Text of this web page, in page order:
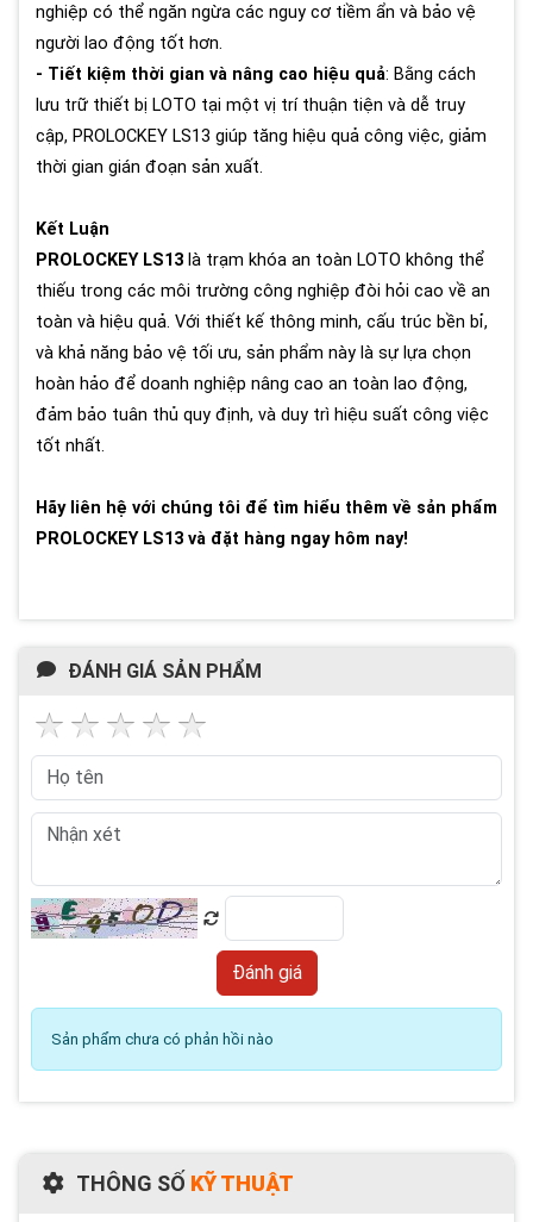
nghiệp có thể ngăn ngừa các nguy cơ tiềm ẩn và bảo vệ
người lao động tốt hơn.
- Tiết kiệm thời gian và nâng cao hiệu quả: Bằng cách
lưu trữ thiết bị LOTO tại một vị trí thuận tiện và dễ truy
cập, PROLOCKEY LS13 giúp tăng hiệu quả công việc, giảm
thời gian gián đoạn sản xuất.
Kết Luận
PROLOCKEY LS13 là trạm khóa an toàn LOTO không thể
thiếu trong các môi trường công nghiệp đòi hỏi cao về an
toàn và hiệu quả. Với thiết kế thông minh, cấu trúc bền bỉ,
và khả năng bảo vệ tối ưu, sản phẩm này là sự lựa chọn
hoàn hảo để doanh nghiệp nâng cao an toàn lao động,
đảm bảo tuân thủ quy định, và duy trì hiệu suất công việc
tốt nhất.
Hãy liên hệ với chúng tôi để tìm hiểu thêm về sản phẩm
PROLOCKEY LS13 và đặt hàng ngay hôm nay!
ĐÁNH GIÁ SẢN PHẨM
Sản phẩm chưa có phản hồi nào
THÔNG SỐ KỸ THUẬT